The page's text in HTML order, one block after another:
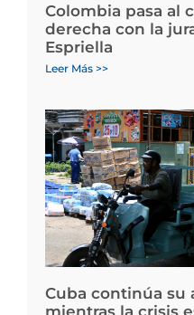
Colombia pasa al
derecha con la
Espriella
Leer Más >>
Cuba continúa su
mientras la crisis